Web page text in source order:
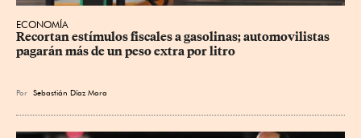
ECONOMÍA
Recortan estímulos fiscales a gasolinas; automovilistas
pagarán más de un peso extra por litro
Por Sebastián Díaz Mora